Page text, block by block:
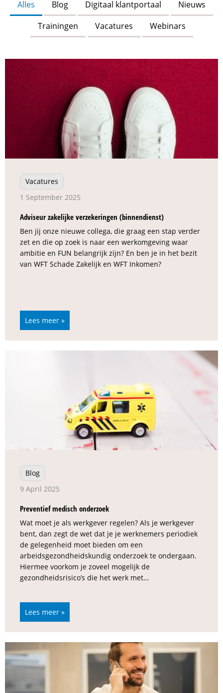
Alles Blog Digitaal klantportaal
Nieuws
Trainingen
Vacatures Webinars
Vacatures
1 September 2025
Adviseur zakelijke verzekeringen (binnendienst)
Ben jij onze nieuwe collega, die graag een stap verder
zet en die op zoek is naar een werkomgeving waar
ambitie en FUN belangrijk zijn? En ben je in het bezit
van WFT Schade Zakelijk en WFT Inkomen?
Lees meer »
Blog
9 April 2025
Preventief medisch onderzoek
Wat moet je als werkgever regelen? Als je werkgever
bent, dan zegt de wet dat je je werknemers periodiek
de gelegenheid moet bieden om een
arbeidsgezondheidskundig onderzoek te ondergaan.
Hiermee voorkom je zoveel mogelijk de
gezondheidsrisico’s die het werk met…
Lees meer »